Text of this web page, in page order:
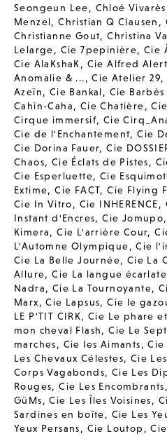
Seongeun Lee, Chloé Vivarès
Menzel,Christian Q Clausen ,
Christianne Gout,Christina
Lelarge, Cie 7pepinière,Cie
Cie AlaKshaK, Cie Alfred
Anomalie & ...,Cie Atelier 29,
Azeïn, Cie Bankal, Cie Barbès
Cahin-Caha, Cie Chatière,
Cirque immersif, Cie
Cie de l'Enchantement,Cie
Cie Dorina Fauer,Cie
Chaos, Cie Éclats de Pistes,
Cie Esperluette, Cie
Extime,Cie FACT,Cie Flying
Cie In Vitro, Cie INHERENCE,
Instant d'Encres,Cie Jomupo
Kimera,Cie L'arrière Cour,
L'Automne Olympique,Cie
Cie La Belle Journée, Cie La
Allure,Cie La langue écarlate
Nadra, Cie La Tournoyante,
Marx,Cie Lapsus,Cie le
LE P'TIT CIRK,Cie Le phare
mon cheval Flash,Cie Le
marches, Cie les Aimants,Cie
Les Chevaux Célestes, Cie
Corps Vagabonds, Cie Les
Rouges,Cie Les Encombrants,
GüMs,Cie Les Îles Voisines,
Sardines en boîte, Cie Les
Yeux Persans, Cie Loutop ,